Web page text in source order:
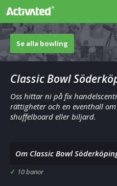
Se alla bowling
Classic Bowl
Oss hittar ni på fix
rättigheter och en eventhall
shuffelboard eller biljard.
Om Classic Bowl
10 banor